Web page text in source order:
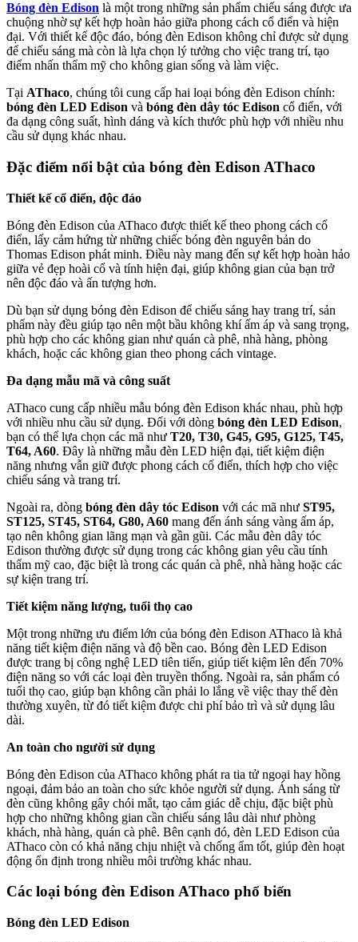
Bóng đèn Edison là một trong những sản phẩm chiếu sáng được ưa
chuộng nhờ sự kết hợp hoàn hảo giữa phong cách cổ điển và hiện
đại. Với thiết kế độc đáo, bóng đèn Edison không chỉ được sử dụng
để chiếu sáng mà còn là lựa chọn lý tưởng cho việc trang trí, tạo
điểm nhấn thẩm mỹ cho không gian sống và làm việc.
Tại AThaco, chúng tôi cung cấp hai loại bóng đèn Edison chính:
bóng đèn LED Edison và bóng đèn dây tóc Edison cổ điển, với
đa dạng công suất, hình dáng và kích thước phù hợp với nhiều nhu
cầu sử dụng khác nhau.
Đặc điểm nổi bật của bóng đèn Edison AThaco
Thiết kế cổ điển, độc đáo
Bóng đèn Edison của AThaco được thiết kế theo phong cách cổ
điển, lấy cảm hứng từ những chiếc bóng đèn nguyên bản do
Thomas Edison phát minh. Điều này mang đến sự kết hợp hoàn hảo
giữa vẻ đẹp hoài cổ và tính hiện đại, giúp không gian của bạn trở
nên độc đáo và ấn tượng hơn.
Dù bạn sử dụng bóng đèn Edison để chiếu sáng hay trang trí, sản
phẩm này đều giúp tạo nên một bầu không khí ấm áp và sang trọng,
phù hợp cho các không gian như quán cà phê, nhà hàng, phòng
khách, hoặc các không gian theo phong cách vintage.
Đa dạng mẫu mã và công suất
AThaco cung cấp nhiều mẫu bóng đèn Edison khác nhau, phù hợp
với nhiều nhu cầu sử dụng. Đối với dòng bóng đèn LED Edison,
bạn có thể lựa chọn các mã như T20, T30, G45, G95, G125, T45,
T64, A60. Đây là những mẫu đèn LED hiện đại, tiết kiệm điện
năng nhưng vẫn giữ được phong cách cổ điển, thích hợp cho việc
chiếu sáng và trang trí.
Ngoài ra, dòng bóng đèn dây tóc Edison với các mã như ST95,
ST125, ST45, ST64, G80, A60 mang đến ánh sáng vàng ấm áp,
tạo nên không gian lãng mạn và gần gũi. Các mẫu đèn dây tóc
Edison thường được sử dụng trong các không gian yêu cầu tính
thẩm mỹ cao, đặc biệt là trong các quán cà phê, nhà hàng hoặc các
sự kiện trang trí.
Tiết kiệm năng lượng, tuổi thọ cao
Một trong những ưu điểm lớn của bóng đèn Edison AThaco là khả
năng tiết kiệm điện năng và độ bền cao. Bóng đèn LED Edison
được trang bị công nghệ LED tiên tiến, giúp tiết kiệm lên đến 70%
điện năng so với các loại đèn truyền thống. Ngoài ra, sản phẩm có
tuổi thọ cao, giúp bạn không cần phải lo lắng về việc thay thế đèn
thường xuyên, từ đó tiết kiệm được chi phí bảo trì và sử dụng lâu
dài.
An toàn cho người sử dụng
Bóng đèn Edison của AThaco không phát ra tia tử ngoại hay hồng
ngoại, đảm bảo an toàn cho sức khỏe người sử dụng. Ánh sáng từ
đèn cũng không gây chói mắt, tạo cảm giác dễ chịu, đặc biệt phù
hợp cho những không gian cần chiếu sáng lâu dài như phòng
khách, nhà hàng, quán cà phê. Bên cạnh đó, đèn LED Edison của
AThaco còn có khả năng chịu nhiệt và chống ẩm tốt, giúp đèn hoạt
động ổn định trong nhiều môi trường khác nhau.
Các loại bóng đèn Edison AThaco phổ biến
Bóng đèn LED Edison